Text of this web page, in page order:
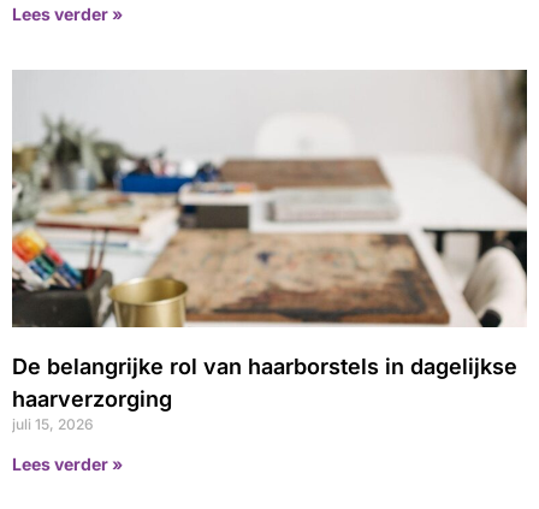
Lees verder »
De belangrijke rol van haarborstels in dagelijkse
haarverzorging
juli 15, 2026
Lees verder »